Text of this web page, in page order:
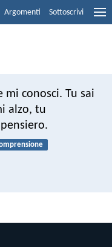
Argomenti Sottoscrivi
mi conosci. Tu sai
alzo, tu